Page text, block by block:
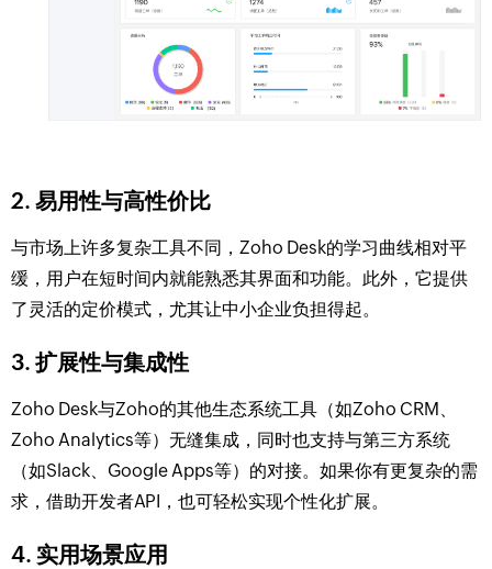
2. 易用性与高性价比
与市场上许多复杂工具不同，Zoho Desk的学习曲线相对平
缓，用户在短时间内就能熟悉其界面和功能。此外，它提供
了灵活的定价模式，尤其让中小企业负担得起。
3. 扩展性与集成性
Zoho Desk与Zoho的其他生态系统工具（如Zoho CRM、
Zoho Analytics等）无缝集成，同时也支持与第三方系统
（如Slack、Google Apps等）的对接。如果你有更复杂的需
求，借助开发者API，也可轻松实现个性化扩展。
4. 实用场景应用